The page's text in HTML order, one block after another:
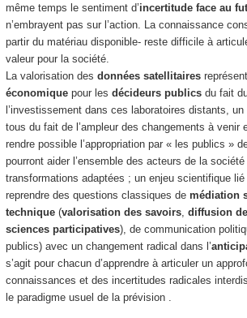
même temps le sentiment d’incertitude face au
n’embrayent pas sur l’action. La connaissance
partir du matériau disponible- reste difficile à
valeur pour la société.
La valorisation des données satellitaires
économiquepour les décideurs publicsdu fait
l’investissement dans ces laboratoires distants, un
tous du fait de l’ampleur des changements à venir
rendre possible l’appropriation par « les publics »
pourront aider l’ensemble des acteurs de la
transformations adaptées ; un enjeu scientifique
reprendre des questions classiques de médiation
technique(valorisation des savoirs, diffusion
sciences participatives), de communication
publics) avec un changement radical dans l’
s’agit pour chacun d’apprendre à articuler un
connaissances et des incertitudes radicales
le paradigme usuel de la prévision .